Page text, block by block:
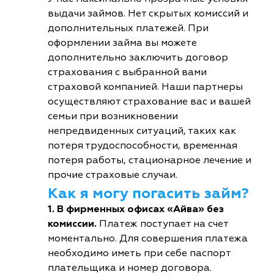
выдачи займов. Нет скрытых комиссий и
дополнительных платежей. При
оформлении займа вы можете
дополнительно заключить договор
страхования с выбранной вами
страховой компанией. Наши партнеры
осуществляют страхование вас и вашей
семьи при возникновении
непредвиденных ситуаций, таких как
потеря трудоспособности, временная
потеря работы, стационарное лечение и
прочие страховые случаи.
Как я могу погасить займ?
1. В фирменных офисах «Айва» без
комиссии. Платеж поступает на счет
моментально. Для совершения платежа
необходимо иметь при себе паспорт
плательщика и номер договора.